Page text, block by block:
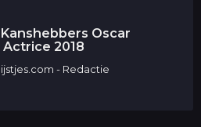
Oscar
2018
- Redactie